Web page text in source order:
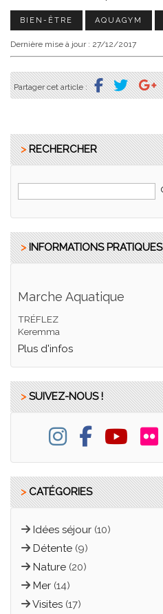
BIEN-ÊTRE AQUAGYM
Dernière mise à jour : 27/12/2017
Partager cet article :
>RECHERCHER
>INFORMATIONS PRATIQUES
Marche Aquatique
TRÉFLEZ
Keremma
Plus d'infos
>SUIVEZ-NOUS !
>CATÉGORIES
Idées séjour(10)
Détente(9)
Nature(20)
Mer(14)
Visites(17)